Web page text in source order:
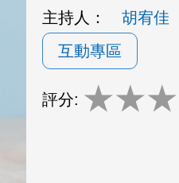
主持人：
胡宥佳
互動專區
評分: ★★★